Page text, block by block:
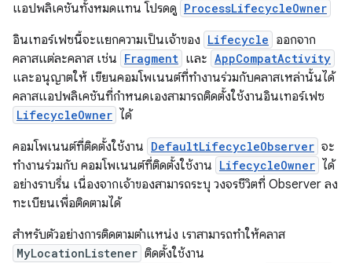
แอปพลิเคชันทั้งหมดแทน โปรดดู ProcessLifecycleOwner
อินเทอร์เฟซนี้จะแยกความเป็นเจ้าของ Lifecycle ออกจาก
คลาสแต่ละคลาส เช่น Fragment และ AppCompatActivity
และอนุญาตให้ เขียนคอมโพเนนต์ที่ทำงานร่วมกับคลาสเหล่านั้นได้
คลาสแอปพลิเคชันที่กำหนดเองสามารถติดตั้งใช้งานอินเทอร์เฟซ
LifecycleOwner ได้
คอมโพเนนต์ที่ติดตั้งใช้งาน DefaultLifecycleObserver จะ
ทำงานร่วมกับ คอมโพเนนต์ที่ติดตั้งใช้งาน LifecycleOwner ได้
อย่างราบรื่น เนื่องจากเจ้าของสามารถระบุ วงจรชีวิตที่ Observer ลง
ทะเบียนเพื่อติดตามได้
สำหรับตัวอย่างการติดตามตำแหน่ง เราสามารถทำให้คลาส
MyLocationListener ติดตั้งใช้งาน